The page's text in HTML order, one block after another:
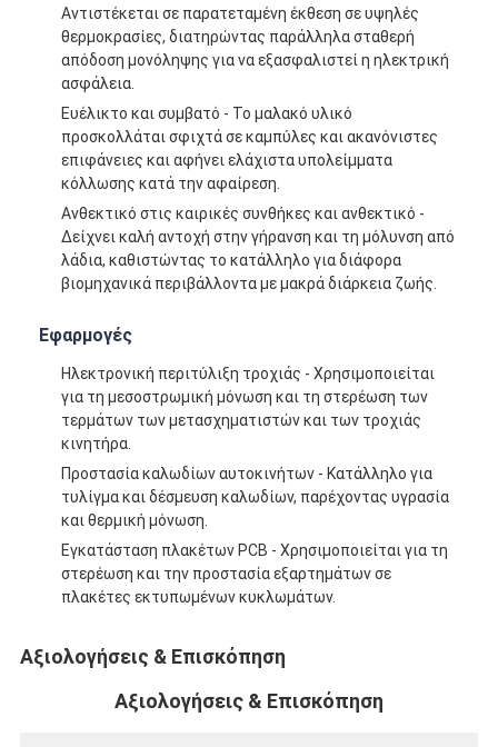
Προϊόντα
Περίπου εμείς
Αντιστέκεται σε παρατεταμένη έκθεση σε υψηλές
θερμοκρασίες, διατηρώντας παράλληλα σταθερή
απόδοση μονόληψης για να εξασφαλιστεί η ηλεκτρική
ασφάλεια.
Ευέλικτο και συμβατό - Το μαλακό υλικό
προσκολλάται σφιχτά σε καμπύλες και ακανόνιστες
επιφάνειες και αφήνει ελάχιστα υπολείμματα
κόλλωσης κατά την αφαίρεση.
Ανθεκτικό στις καιρικές συνθήκες και ανθεκτικό -
Δείχνει καλή αντοχή στην γήρανση και τη μόλυνση από
λάδια, καθιστώντας το κατάλληλο για διάφορα
βιομηχανικά περιβάλλοντα με μακρά διάρκεια ζωής.
Εφαρμογές
Ηλεκτρονική περιτύλιξη τροχιάς - Χρησιμοποιείται
για τη μεσοστρωμική μόνωση και τη στερέωση των
τερμάτων των μετασχηματιστών και των τροχιάς
κινητήρα.
Προστασία καλωδίων αυτοκινήτων - Κατάλληλο για
τυλίγμα και δέσμευση καλωδίων, παρέχοντας υγρασία
και θερμική μόνωση.
Εγκατάσταση πλακέτων PCB - Χρησιμοποιείται για τη
στερέωση και την προστασία εξαρτημάτων σε
πλακέτες εκτυπωμένων κυκλωμάτων.
Αξιολογήσεις & Επισκόπηση
Αξιολογήσεις & Επισκόπηση